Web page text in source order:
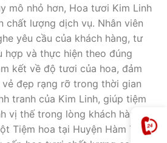
mô nhỏ hơn, Hoa tươi Kim Linh
chất lượng dịch vụ. Nhân viên
yêu cầu của khách hàng, tư
hợp và thực hiện theo đúng
kết về độ tươi của hoa, đảm
đẹp rạng rỡ trong thời gian
tranh của Kim Linh, giúp tiệm
vị thế trong lòng khách hàng.
Tiệm hoa tại Huyện Hàm Thuận